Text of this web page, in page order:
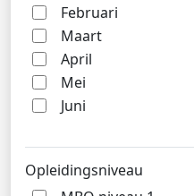
Februari
Maart
April
Mei
Juni
Opleidingsniveau